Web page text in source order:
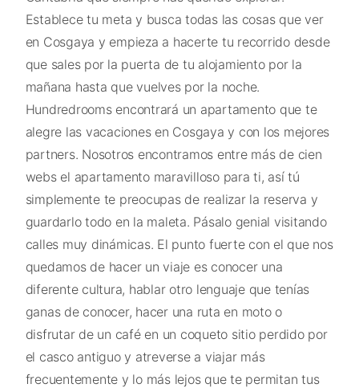
Establece tu meta y busca todas las cosas que ver
en Cosgaya y empieza a hacerte tu recorrido desde
que sales por la puerta de tu alojamiento por la
mañana hasta que vuelves por la noche.
Hundredrooms encontrará un apartamento que te
alegre las vacaciones en Cosgaya y con los mejores
partners. Nosotros encontramos entre más de cien
webs el apartamento maravilloso para ti, así tú
simplemente te preocupas de realizar la reserva y
guardarlo todo en la maleta. Pásalo genial visitando
calles muy dinámicas. El punto fuerte con el que nos
quedamos de hacer un viaje es conocer una
diferente cultura, hablar otro lenguaje que tenías
ganas de conocer, hacer una ruta en moto o
disfrutar de un café en un coqueto sitio perdido por
el casco antiguo y atreverse a viajar más
frecuentemente y lo más lejos que te permitan tus